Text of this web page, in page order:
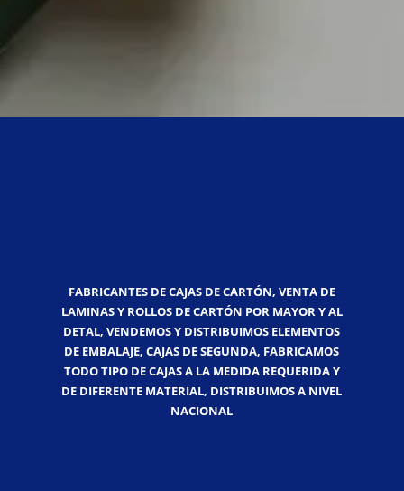
FABRICANTES DE CAJAS DE CARTÓN, VENTA DE
LAMINAS Y ROLLOS DE CARTÓN POR MAYOR Y AL
DETAL, VENDEMOS Y DISTRIBUIMOS ELEMENTOS
DE EMBALAJE, CAJAS DE SEGUNDA, FABRICAMOS
TODO TIPO DE CAJAS A LA MEDIDA REQUERIDA Y
DE DIFERENTE MATERIAL, DISTRIBUIMOS A NIVEL
NACIONAL